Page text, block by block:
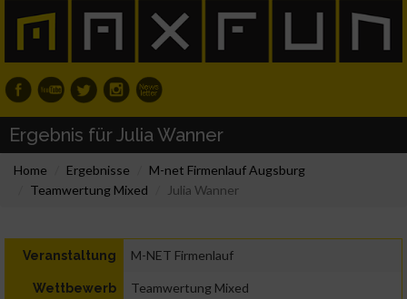
Ergebnis für Julia Wanner
Home Ergebnisse
M-net Firmenlauf Augsburg
Teamwertung Mixed
Julia Wanner
Veranstaltung M-NET Firmenlauf
Wettbewerb Teamwertung Mixed